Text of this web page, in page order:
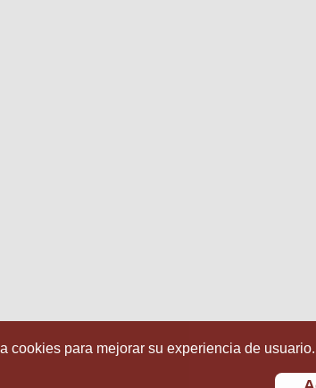
cookies para mejorar su experiencia de